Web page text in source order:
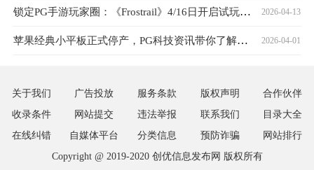
2026-04-13
锁定PG手游玩家圈：《Frostrail》4/16日开启试玩，热度突破30万
2026-04-01
苹果经典小平板正式停产，PG科技资讯带你了解详情
关于我们 广告投放 服务条款 版权声明
合作伙伴
收录条件
网站提交 违法举报 联系我们
目录大全
在线纠错
自媒体平台 分类信息 预防诈骗
网站排行
Copyright @ 2019-2020 创优信息发布网 版权所有